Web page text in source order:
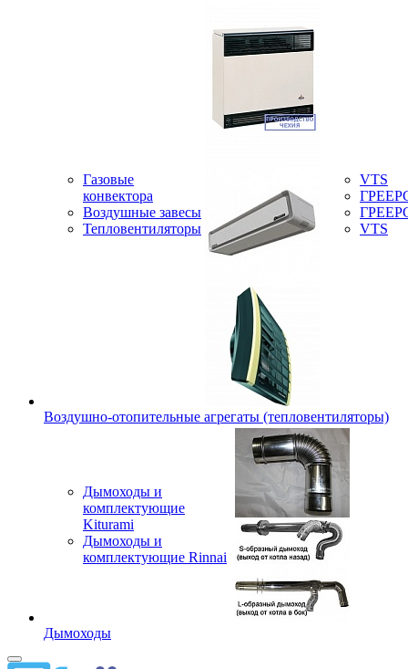
Газовые
конвектора
Воздушные завесы
Тепловентиляторы
VTS
VTS
Воздушно-отопительные агрегаты (тепловентиляторы)
Дымоходы и
комплектующие
Kiturami
Дымоходы и
комплектующие Rinnai
Дымоходы